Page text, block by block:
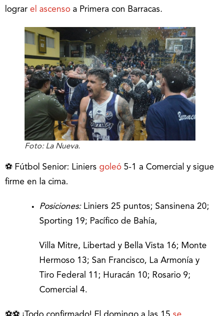
lograr el ascenso a Primera con Barracas.
Foto: La Nueva.
⚽ Fútbol Senior: Liniers goleó 5-1 a Comercial y sigue
firme en la cima.
Posiciones:Liniers 25 puntos; Sansinena 20;
Sporting 19; Pacífico de Bahía,
Villa Mitre, Libertad y Bella Vista 16; Monte
Hermoso 13; San Francisco, La Armonía y
Tiro Federal 11; Huracán 10; Rosario 9;
Comercial 4.